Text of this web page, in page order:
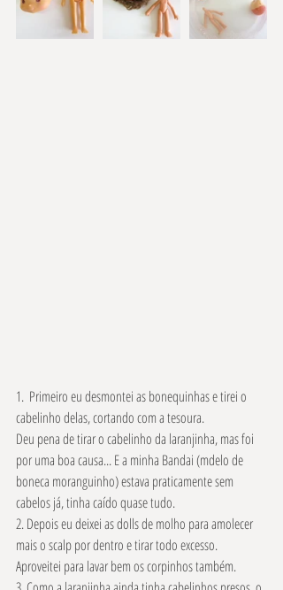
1.  Primeiro eu desmontei as bonequinhas e tirei o
cabelinho delas, cortando com a tesoura.
Deu pena de tirar o cabelinho da laranjinha, mas foi
por uma boa causa... E a minha Bandai (mdelo de
boneca moranguinho) estava praticamente sem
cabelos já, tinha caído quase tudo.
2. Depois eu deixei as dolls de molho para amolecer
mais o scalp por dentro e tirar todo excesso.
Aproveitei para lavar bem os corpinhos também.